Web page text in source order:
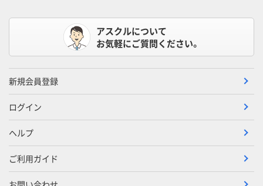
アスクルについて
お気軽にご質問ください。
新規会員登録
ログイン
ヘルプ
ご利用ガイド